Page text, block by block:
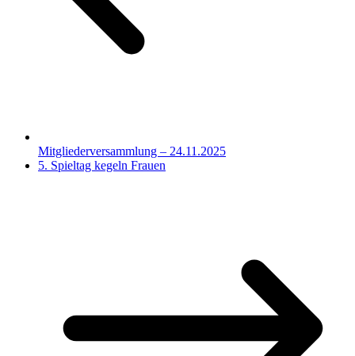
Mitgliederversammlung – 24.11.2025
5. Spieltag kegeln Frauen